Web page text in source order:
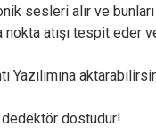
sesleri alır ve
nokta atışı tespit
dedektör dostudur!